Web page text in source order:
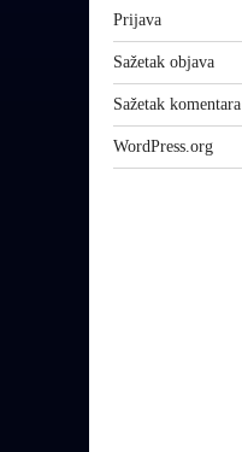
Prijava
Sažetak objava
Sažetak komentara
WordPress.org